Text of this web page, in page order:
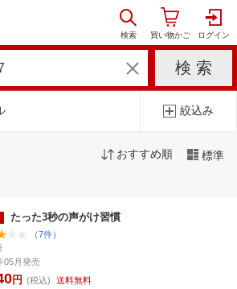
絞込み
おすすめ順 標準
たった3秒の声がけ習慣
（7件）
05月発売
円 (税込) 送料無料